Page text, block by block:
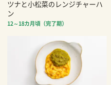
ツナと小松菜のレンジチャーハ
ン
12～18カ月頃（完了期）